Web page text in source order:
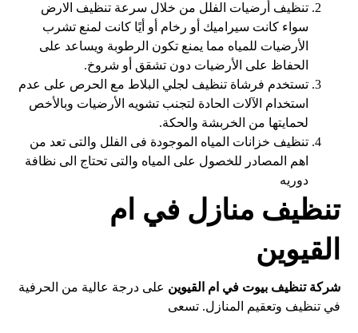
تنظيف أرضيات الفلل من خلال سرعة تنظيف الارض
سواء كانت سيراميك أو رخام أو أيًا كانت لمنع تشرب
الأرضيات للمياه مما يمنع تكون الرطوبة ويساعد على
الحفاظ على الأرضيات دون تشقق أو شروخ.
تستخدم فرشاة تنظيف لجلي البلاط مع الحرص على عدم
استخدام الآلات الحادة لتجنب تشويه الأرضيات وبالأخص
لحمايتها من الخربشة والحكة.
تنظيف خزانات المياه الموجودة فى الفلل والتى تعد من
اهم المصادر للخصول على المياه والتى تحتاج الى نظافة
دوريه
تنظيف منازل في ام
القيوين
شركة تنظيف بيوت في ام القيوين على درجة عالية من الحرفية
في تنظيف وتعقيم المنازل. تسعى